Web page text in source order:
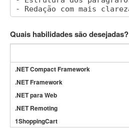
Quais habilidades são desejadas?
.NET Compact Framework
.NET Framework
.NET para Web
.NET Remoting
1ShoppingCart